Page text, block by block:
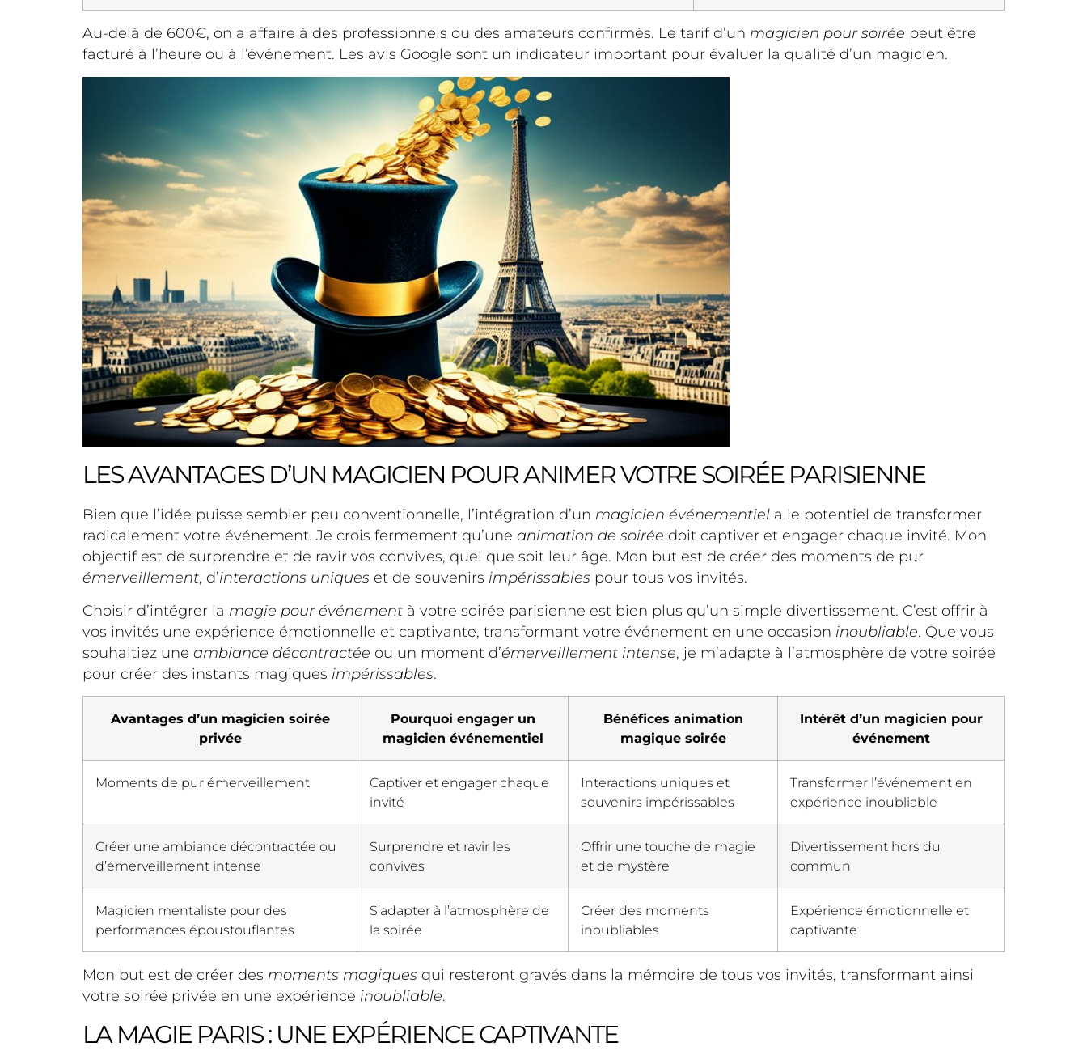
Au-delà de 600€, on a affaire à des professionnels ou des amateurs confirmés. Le tarif d’un magicien pour soirée peut être
facturé à l’heure ou à l’événement. Les avis Google sont un indicateur important pour évaluer la qualité d’un magicien.
LES AVANTAGES D’UN MAGICIEN POUR ANIMER VOTRE SOIRÉE PARISIENNE
Bien que l’idée puisse sembler peu conventionnelle, l’intégration d’un magicien événementiel a le potentiel de transformer
radicalement votre événement. Je crois fermement qu’une animation de soirée doit captiver et engager chaque invité. Mon
objectif est de surprendre et de ravir vos convives, quel que soit leur âge. Mon but est de créer des moments de pur
émerveillement, d’interactions uniques et de souvenirs impérissables pour tous vos invités.
Choisir d’intégrer la magie pour événement à votre soirée parisienne est bien plus qu’un simple divertissement. C’est offrir à
vos invités une expérience émotionnelle et captivante, transformant votre événement en une occasion inoubliable. Que vous
souhaitiez une ambiance décontractée ou un moment d’émerveillement intense, je m’adapte à l’atmosphère de votre soirée
pour créer des instants magiques impérissables.
Avantages d’un magicien soirée
privée
Pourquoi engager un
magicien événementiel
Bénéfices animation
magique soirée
Intérêt d’un magicien pour
événement
Moments de pur émerveillement
Captiver et engager chaque
invité
Interactions uniques et
souvenirs impérissables
Transformer l’événement en
expérience inoubliable
Créer une ambiance décontractée ou
d’émerveillement intense
Surprendre et ravir les
convives
Offrir une touche de magie
et de mystère
Divertissement hors du
commun
Magicien mentaliste pour des
performances époustouflantes
S’adapter à l’atmosphère de
la soirée
Créer des moments
inoubliables
Expérience émotionnelle et
captivante
Mon but est de créer des moments magiques qui resteront gravés dans la mémoire de tous vos invités, transformant ainsi
votre soirée privée en une expérience inoubliable.
LA MAGIE PARIS : UNE EXPÉRIENCE CAPTIVANTE